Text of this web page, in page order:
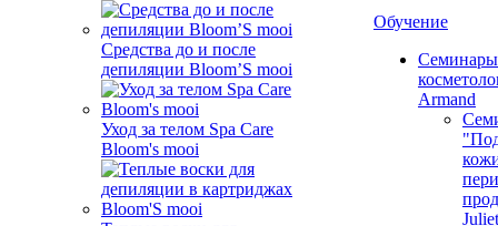
Средства до и после
депиляции Bloom’S mooi
Уход за телом Spa Care
Bloom's mooi
Обучение
Armand